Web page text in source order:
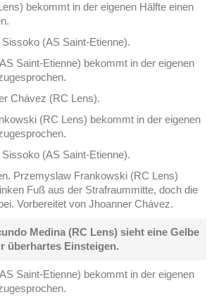
bekommt in der eigenen Hälfte einen
(AS Saint-Etienne).
Saint-Etienne) bekommt in der eigenen
Chávez (RC Lens).
(RC Lens) bekommt in der eigenen
(AS Saint-Etienne).
Przemyslaw Frankowski (RC Lens)
Fuß aus der Strafraummitte, doch die
Vorbereitet von Jhoanner Chávez.
Medina (RC Lens) sieht eine Gelbe
überhartes Einsteigen.
Saint-Etienne) bekommt in der eigenen